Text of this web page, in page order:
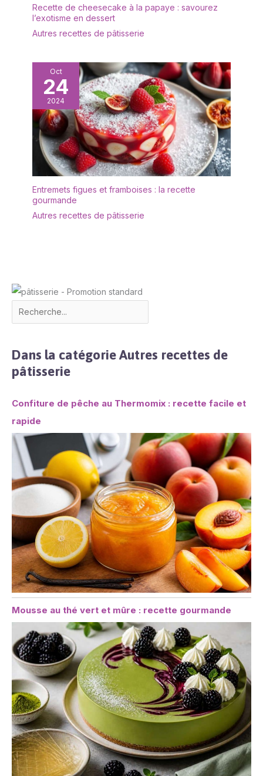
Recette de cheesecake à la papaye : savourez
l’exotisme en dessert
Autres recettes de pâtisserie
Oct
24
2024
Entremets figues et framboises : la recette
gourmande
Autres recettes de pâtisserie
Dans la catégorie Autres recettes de
pâtisserie
Confiture de pêche au Thermomix : recette facile et
rapide
Mousse au thé vert et mûre : recette gourmande